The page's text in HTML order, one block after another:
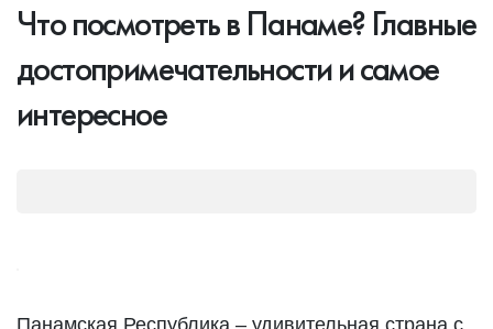
Что посмотреть в Панаме? Главные
достопримечательности и самое
интересное